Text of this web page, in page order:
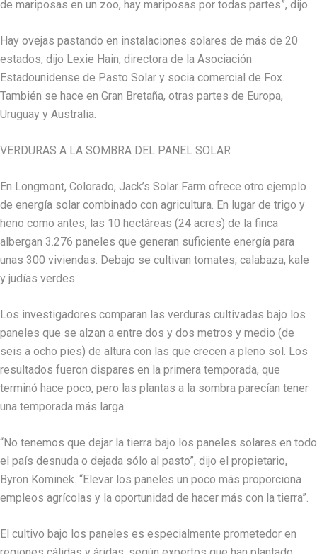
de mariposas en un zoo, hay mariposas por todas partes”, dijo.
Hay ovejas pastando en instalaciones solares de más de 20
estados, dijo Lexie Hain, directora de la Asociación
Estadounidense de Pasto Solar y socia comercial de Fox.
También se hace en Gran Bretaña, otras partes de Europa,
Uruguay y Australia.
VERDURAS A LA SOMBRA DEL PANEL SOLAR
En Longmont, Colorado, Jack’s Solar Farm ofrece otro ejemplo
de energía solar combinado con agricultura. En lugar de trigo y
heno como antes, las 10 hectáreas (24 acres) de la finca
albergan 3.276 paneles que generan suficiente energía para
unas 300 viviendas. Debajo se cultivan tomates, calabaza, kale
y judías verdes.
Los investigadores comparan las verduras cultivadas bajo los
paneles que se alzan a entre dos y dos metros y medio (de
seis a ocho pies) de altura con las que crecen a pleno sol. Los
resultados fueron dispares en la primera temporada, que
terminó hace poco, pero las plantas a la sombra parecían tener
una temporada más larga.
“No tenemos que dejar la tierra bajo los paneles solares en todo
el país desnuda o dejada sólo al pasto”, dijo el propietario,
Byron Kominek. “Elevar los paneles un poco más proporciona
empleos agrícolas y la oportunidad de hacer más con la tierra”.
El cultivo bajo los paneles es especialmente prometedor en